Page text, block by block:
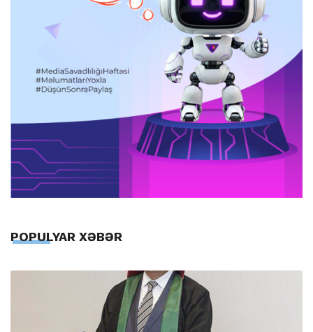
POPULYAR XƏBƏR